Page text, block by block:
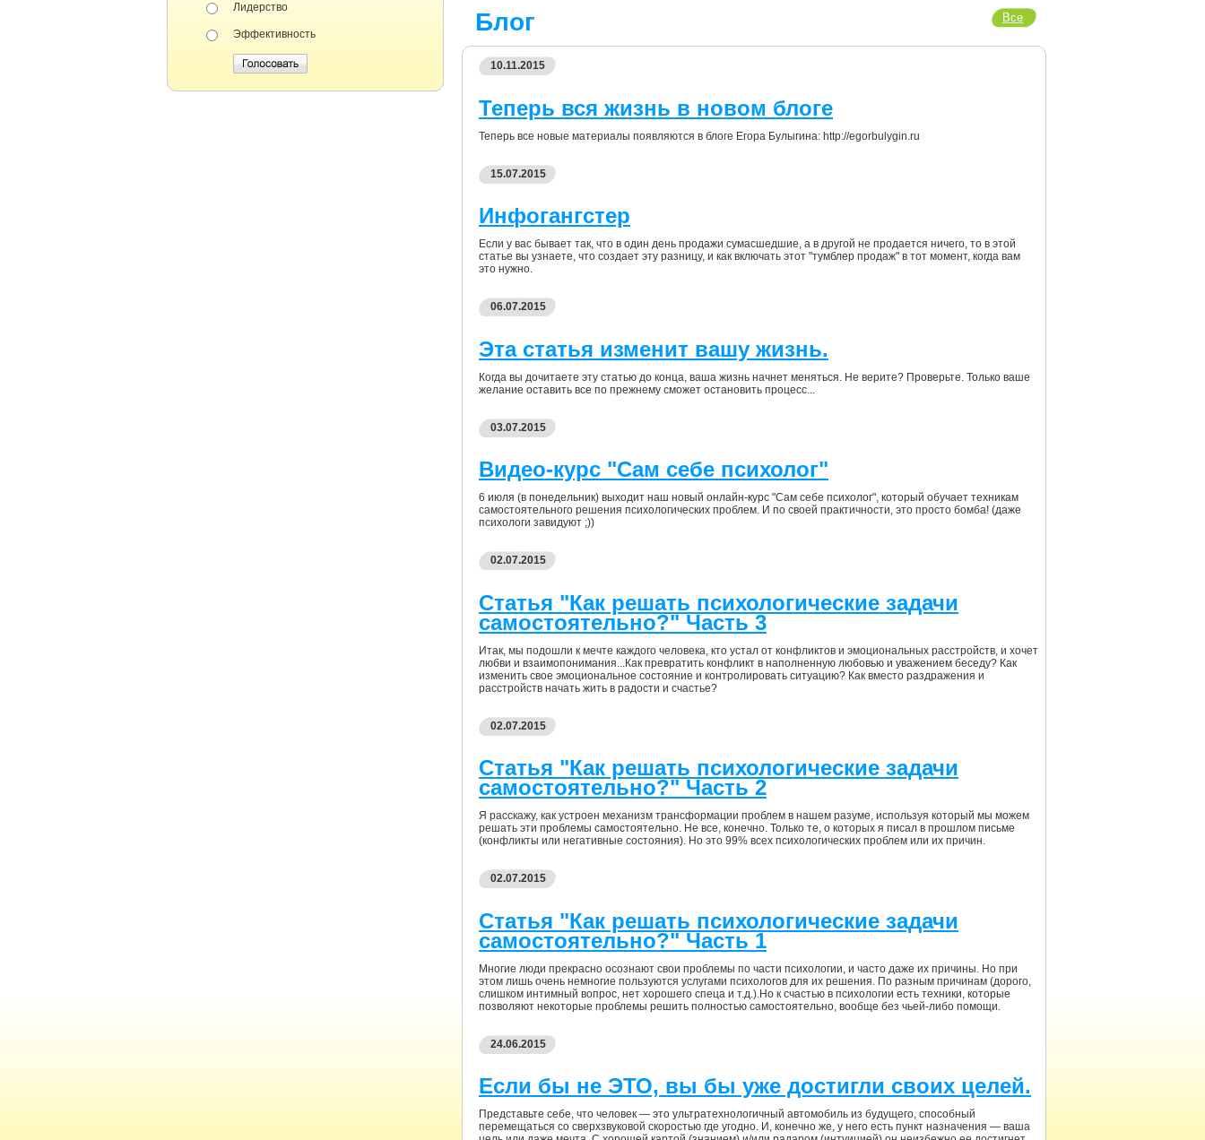
Лидерство
Эффективность Блог Все
10.11.2015
Теперь вся жизнь в новом блоге
Теперь все новые материалы появляются в блоге Егора Булыгина: http://egorbulygin.ru
15.07.2015
Инфогангстер
Если у вас бывает так, что в один день продажи сумасшедшие, а в другой не продается ничего, то в этой
статье вы узнаете, что создает эту разницу, и как включать этот "тумблер продаж" в тот момент, когда вам
это нужно.
06.07.2015
Эта статья изменит вашу жизнь.
Когда вы дочитаете эту статью до конца, ваша жизнь начнет меняться. Не верите? Проверьте. Только ваше
желание оставить все по прежнему сможет остановить процесс...
03.07.2015
Видео-курс "Сам себе психолог"
6 июля (в понедельник) выходит наш новый онлайн-курс "Сам себе психолог", который обучает техникам
самостоятельного решения психологических проблем. И по своей практичности, это просто бомба! (даже
психологи завидуют ;))
02.07.2015
Статья "Как решать психологические задачи
самостоятельно?" Часть 3
Итак, мы подошли к мечте каждого человека, кто устал от конфликтов и эмоциональных расстройств, и хочет
любви и взаимопонимания...Как превратить конфликт в наполненную любовью и уважением беседу? Как
изменить свое эмоциональное состояние и контролировать ситуацию? Как вместо раздражения и
расстройств начать жить в радости и счастье?
02.07.2015
Статья "Как решать психологические задачи
самостоятельно?" Часть 2
Я расскажу, как устроен механизм трансформации проблем в нашем разуме, используя который мы можем
решать эти проблемы самостоятельно. Не все, конечно. Только те, о которых я писал в прошлом письме
(конфликты или негативные состояния). Но это 99% всех психологических проблем или их причин.
02.07.2015
Статья "Как решать психологические задачи
самостоятельно?" Часть 1
Многие люди прекрасно осознают свои проблемы по части психологии, и часто даже их причины. Но при
этом лишь очень немногие пользуются услугами психологов для их решения. По разным причинам (дорого,
слишком интимный вопрос, нет хорошего спеца и т.д.).Но к счастью в психологии есть техники, которые
позволяют некоторые проблемы решить полностью самостоятельно, вообще без чьей-либо помощи.
24.06.2015
Если бы не ЭТО, вы бы уже достигли своих целей.
Представьте себе, что человек — это ультратехнологичный автомобиль из будущего, способный
перемещаться со сверхзвуковой скоростью где угодно. И, конечно же, у него есть пункт назначения — ваша